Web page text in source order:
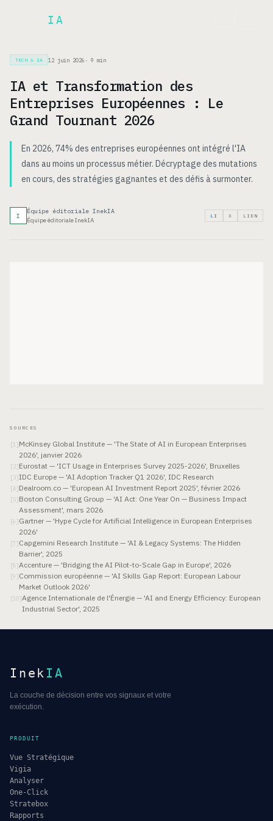
IA
TECH & IA 12 juin 2026 · 9 min
IA et Transformation des
Entreprises Européennes : Le
Grand Tournant 2026
En 2026, 74% des entreprises européennes ont intégré l'IA
dans au moins un processus métier. Décryptage des mutations
en cours, des stratégies gagnantes et des défis à surmonter.
I
Équipe éditoriale InekIA
Équipe éditoriale InekIA
LI X LIEN
SOURCES
[1 ]McKinsey Global Institute — 'The State of AI in European Enterprises
2026', janvier 2026
[2]Eurostat — 'ICT Usage in Enterprises Survey 2025-2026', Bruxelles
[ 3]IDC Europe — 'AI Adoption Tracker Q1 2026', IDC Research
[4 ]Dealroom.co — 'European AI Investment Report 2025', février 2026
[5]Boston Consulting Group — 'AI Act: One Year On — Business Impact
Assessment', mars 2026
[6 ]Gartner — 'Hype Cycle for Artificial Intelligence in European Enterprises
2026'
[7 ]Capgemini Research Institute — 'AI & Legacy Systems: The Hidden
Barrier', 2025
[8]Accenture — 'Bridging the AI Pilot-to-Scale Gap in Europe', 2026
[9 ]Commission européenne — 'AI Skills Gap Report: European Labour
Market Outlook 2026'
[10]Agence Internationale de l'Énergie — 'AI and Energy Efficiency: European
Industrial Sector', 2025
Inek IA
La couche de décision entre vos signaux et votre
exécution.
PRODUIT
Vue Stratégique
Vigia
Analyser
One-Click
Stratebox
Rapports